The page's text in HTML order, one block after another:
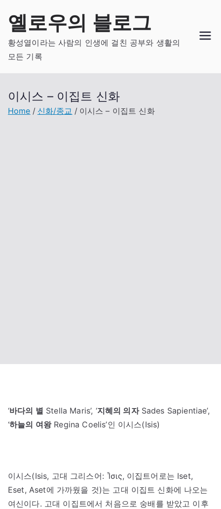
content
옐로우의 블로그
황성열이라는 사람의 인생에 걸친 공부와 생활의
모든 기록
이시스 – 이집트 신화
Home 신화/종교 이시스 – 이집트 신화
‘바다의 별 Stella Maris’, ‘지혜의 의자Sades Sapientiae’,
‘하늘의 여왕Regina Coelis’인 이시스(Isis)
이시스(Isis, 고대 그리스어: Ἶσις, 이집트어로는 Iset,
Eset, Aset에 가까웠을 것)는 고대 이집트 신화에 나오는
여신이다. 고대 이집트에서 처음으로 숭배를 받았고 이후